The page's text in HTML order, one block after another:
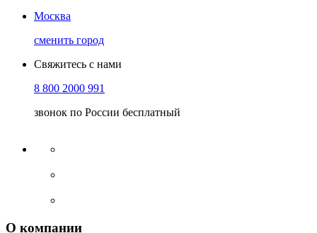
Москва
сменить город
Свяжитесь с нами
8 800 2000 991
звонок по России бесплатный
О компании